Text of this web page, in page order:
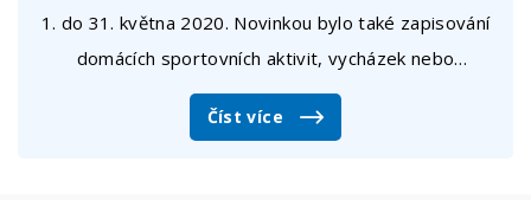
1. do 31. května 2020. Novinkou bylo také zapisování
domácích sportovních aktivit, vycházek nebo
bezmotorových cest na nákup. Výzvu každoročně pořádá
spolek AutoMat.&nbsp;
Číst více